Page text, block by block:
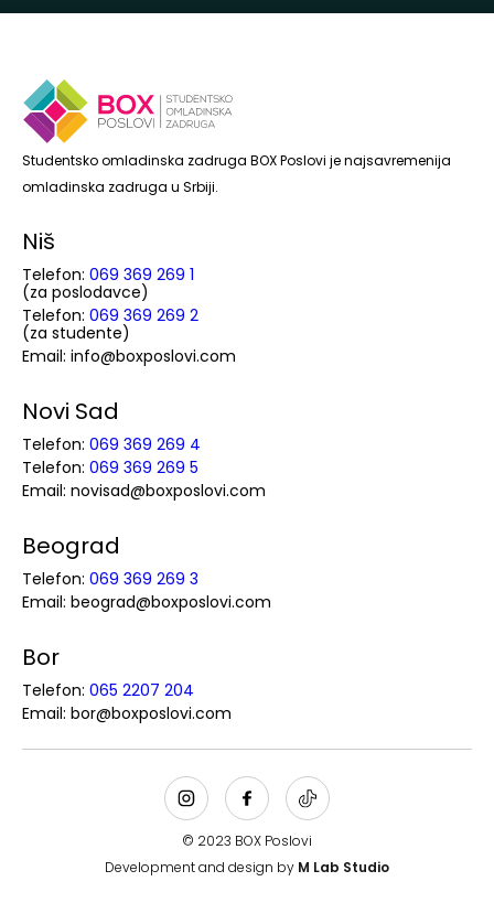
Studentsko omladinska zadruga BOX Poslovi je najsavremenija
omladinska zadruga u Srbiji.
Niš
Telefon: 069 369 269 1
(za poslodavce)
Telefon: 069 369 269 2
(za studente)
Email: info@boxposlovi.com
Novi Sad
Telefon: 069 369 269 4
Telefon: 069 369 269 5
Email: novisad@boxposlovi.com
Beograd
Telefon: 069 369 269 3
Email: beograd@boxposlovi.com
Bor
Telefon: 065 2207 204
Email: bor@boxposlovi.com
© 2023 BOX Poslovi
Development and design by M Lab Studio